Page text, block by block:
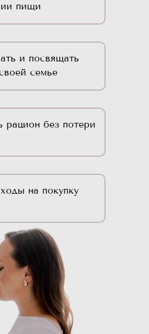
и посвящать
семье
рацион без потери
на покупку
пищи